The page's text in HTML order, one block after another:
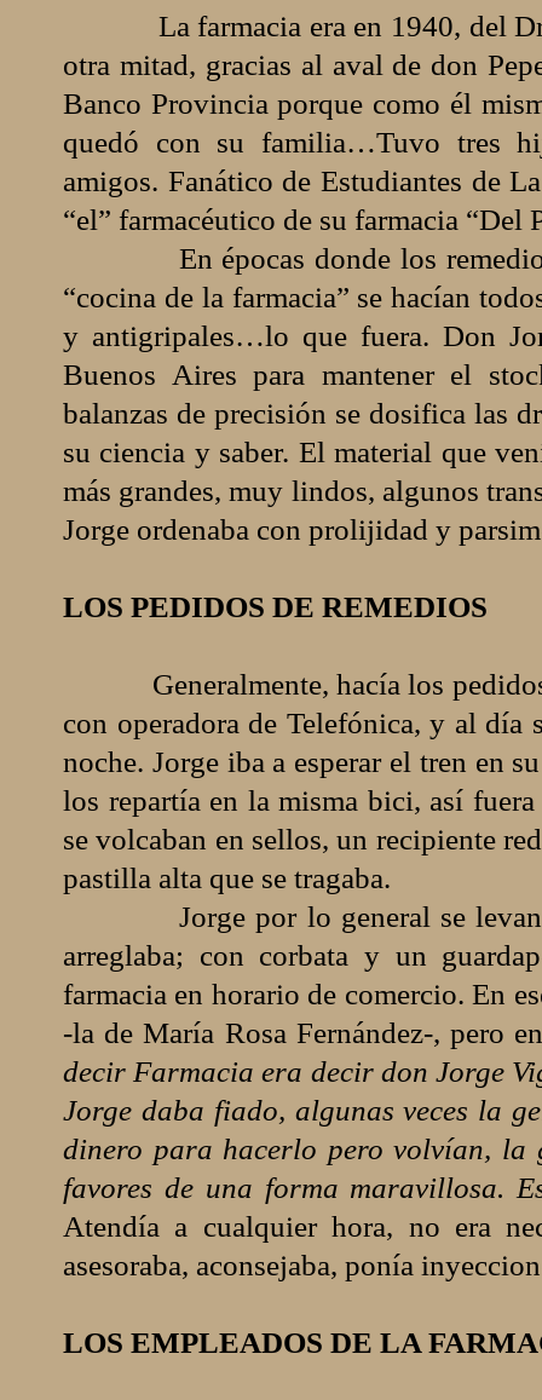
La farmacia era en 1940, del
otra mitad, gracias al aval de don
Banco Provincia porque como él
quedó con su familia…Tuvo tres
amigos. Fanático de Estudiantes de
“el” farmacéutico de su farmacia “Del
En épocas donde los
“cocina de la farmacia” se hacían
y antigripales…lo que fuera. Don
Buenos Aires para mantener el
balanzas de precisión se dosifica las
su ciencia y saber. El material que
más grandes, muy lindos, algunos
Jorge ordenaba con prolijidad y
LOS PEDIDOS DE REMEDIOS
Generalmente, hacía los
con operadora de Telefónica, y al día
noche. Jorge iba a esperar el tren en
los repartía en la misma bici, así
se volcaban en sellos, un recipiente
pastilla alta que se tragaba.
Jorge por lo general se
arreglaba; con corbata y un
farmacia en horario de comercio. En
-la de María Rosa Fernández-, pero
decir Farmacia era decir don Jorge
Jorge daba fiado, algunas veces la
dinero para hacerlo pero volvían, la
favores de una forma maravillosa.
Atendía a cualquier hora, no era
asesoraba, aconsejaba, ponía
LOS EMPLEADOS DE LA